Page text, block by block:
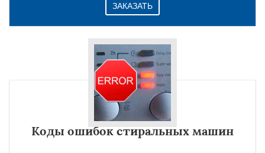
ЗАКАЗАТЬ
Коды ошибок стиральных машин